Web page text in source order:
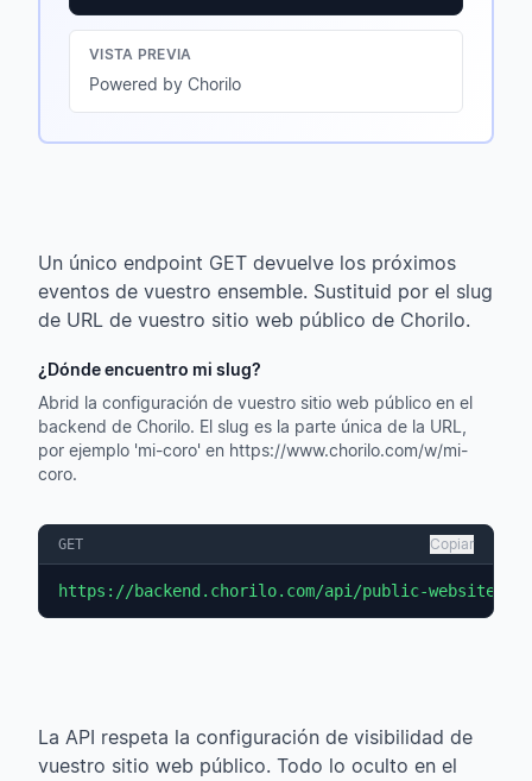
VISTA PREVIA
Powered by Chorilo
Un único endpoint GET devuelve los próximos
eventos de vuestro ensemble. Sustituid por el slug
de URL de vuestro sitio web público de Chorilo.
¿Dónde encuentro mi slug?
Abrid la configuración de vuestro sitio web público en el
backend de Chorilo. El slug es la parte única de la URL,
por ejemplo 'mi-coro' en https://www.chorilo.com/w/mi-
coro.
GET Copiar
https://backend.chorilo.com/api/public-websites/
La API respeta la configuración de visibilidad de
vuestro sitio web público. Todo lo oculto en el